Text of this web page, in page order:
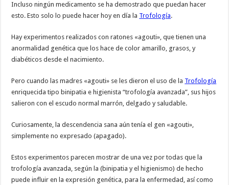
Incluso ningún medicamento se ha demostrado que puedan hacer
esto. Esto solo lo puede hacer hoy en día la Trofología.
Hay experimentos realizados con ratones «agouti», que tienen una
anormalidad genética que los hace de color amarillo, grasos, y
diabéticos desde el nacimiento.
Pero cuando las madres «agouti» se les dieron el uso de la Trofología
enriquecida tipo binipatia e higienista “trofología avanzada”, sus hijos
salieron con el escudo normal marrón, delgado y saludable.
Curiosamente, la descendencia sana aún tenía el gen «agouti»,
simplemente no expresado (apagado).
Estos experimentos parecen mostrar de una vez por todas que la
trofología avanzada, según la (binipatia y el higienismo) de hecho
puede influir en la expresión genética, para la enfermedad, así como